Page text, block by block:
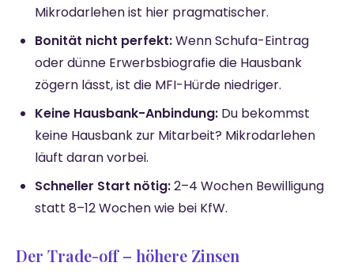
Mikrodarlehen ist hier pragmatischer.
Bonität nicht perfekt:Wenn Schufa-Eintrag
oder dünne Erwerbsbiografie die Hausbank
zögern lässt, ist die MFI-Hürde niedriger.
Keine Hausbank-Anbindung: Du bekommst
keine Hausbank zur Mitarbeit? Mikrodarlehen
läuft daran vorbei.
Schneller Start nötig:2–4 Wochen Bewilligung
statt 8–12 Wochen wie bei KfW.
Der Trade-off – höhere Zinsen